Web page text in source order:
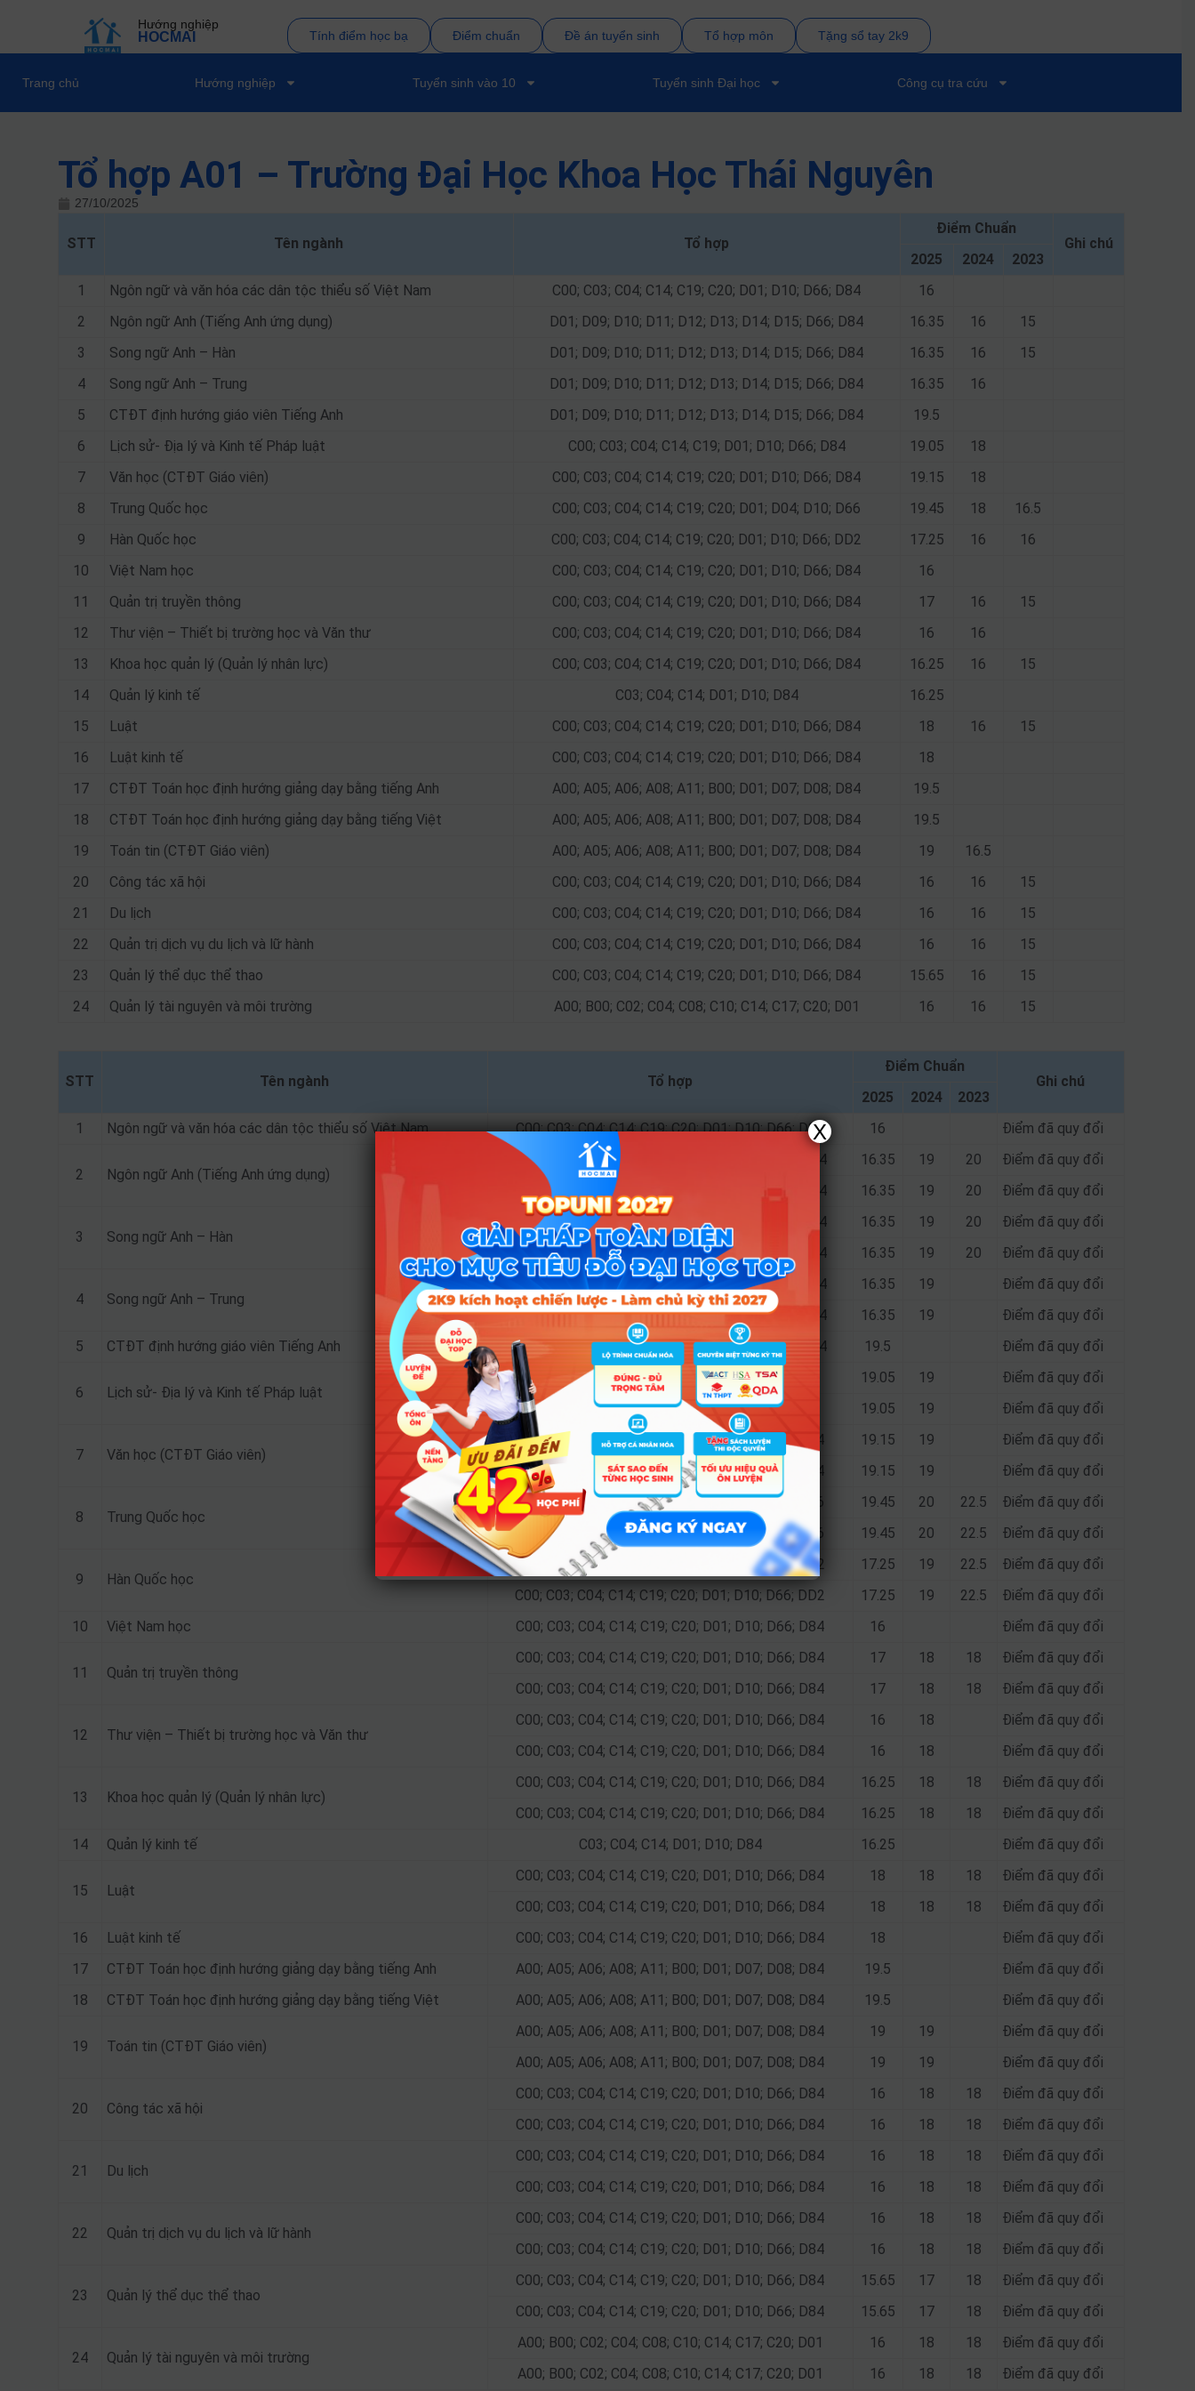
Hướng nghiệp
HOCMAI Tính điểm học bạ Điểm chuẩn Đề án tuyển sinh Tổ hợp môn Tặng sổ tay 2k9
Trang chủ Hướng nghiệp Tuyển sinh vào 10 Tuyển sinh Đại học Công cụ tra cứu
Tổ hợp A01 – Trường Đại Học Khoa Học Thái Nguyên
27/10/2025
STT Tên ngành Tổ hợp
Điểm Chuẩn
Ghi chú
2025
2024
2023
1
Ngôn ngữ và văn hóa các dân tộc thiểu số Việt Nam C00; C03; C04; C14; C19; C20; D01; D10; D66; D84
16
2
Ngôn ngữ Anh (Tiếng Anh ứng dụng) D01; D09; D10; D11; D12; D13; D14; D15; D66; D84 16.35 16
15
3
Song ngữ Anh – Hàn D01; D09; D10; D11; D12; D13; D14; D15; D66; D84 16.35 16
15
4
Song ngữ Anh – Trung D01; D09; D10; D11; D12; D13; D14; D15; D66; D84 16.35
16
5
CTĐT định hướng giáo viên Tiếng Anh D01; D09; D10; D11; D12; D13; D14; D15; D66; D84
19.5
6
Lịch sử- Địa lý và Kinh tế Pháp luật C00; C03; C04; C14; C19; D01; D10; D66; D84 19.05
18
7
Văn học (CTĐT Giáo viên) C00; C03; C04; C14; C19; C20; D01; D10; D66; D84 19.15
18
8
Trung Quốc học C00; C03; C04; C14; C19; C20; D01; D04; D10; D66 19.45 18
16.5
9
Hàn Quốc học C00; C03; C04; C14; C19; C20; D01; D10; D66; DD2 17.25 16
16
10
Việt Nam học C00; C03; C04; C14; C19; C20; D01; D10; D66; D84
16
11
Quản trị truyền thông C00; C03; C04; C14; C19; C20; D01; D10; D66; D84 17 16
15
12
Thư viện – Thiết bị trường học và Văn thư C00; C03; C04; C14; C19; C20; D01; D10; D66; D84 16
16
13
Khoa học quản lý (Quản lý nhân lực) C00; C03; C04; C14; C19; C20; D01; D10; D66; D84 16.25 16
15
14
Quản lý kinh tế C03; C04; C14; D01; D10; D84
16.25
15
Luật C00; C03; C04; C14; C19; C20; D01; D10; D66; D84 18 16
15
16
Luật kinh tế C00; C03; C04; C14; C19; C20; D01; D10; D66; D84
18
17
CTĐT Toán học định hướng giảng dạy bằng tiếng Anh A00; A05; A06; A08; A11; B00; D01; D07; D08; D84
19.5
18
CTĐT Toán học định hướng giảng dạy bằng tiếng Việt A00; A05; A06; A08; A11; B00; D01; D07; D08; D84
19.5
19
Toán tin (CTĐT Giáo viên) A00; A05; A06; A08; A11; B00; D01; D07; D08; D84 19
16.5
20
Công tác xã hội C00; C03; C04; C14; C19; C20; D01; D10; D66; D84 16 16
15
21
Du lịch C00; C03; C04; C14; C19; C20; D01; D10; D66; D84 16 16
15
22
Quản trị dịch vụ du lịch và lữ hành C00; C03; C04; C14; C19; C20; D01; D10; D66; D84 16 16
15
23
Quản lý thể dục thể thao C00; C03; C04; C14; C19; C20; D01; D10; D66; D84 15.65 16
15
24
Quản lý tài nguyên và môi trường A00; B00; C02; C04; C08; C10; C14; C17; C20; D01 16 16 15
STT Tên ngành Tổ hợp
Điểm Chuẩn
Ghi chú
2025
2024
2023
1
Ngôn ngữ và văn hóa các dân tộc thiểu số Việt Nam C00; C03; C04; C14; C19; C20; D01; D10; D66; D84 16 Điểm đã quy đổi
2 Ngôn ngữ Anh (Tiếng Anh ứng dụng)
D01; D09; D10; D11; D12; D13; D14; D15; D66; D84 16.35 19 20
Điểm đã quy đổi
D01; D09; D10; D11; D12; D13; D14; D15; D66; D84
16.35 19 20 Điểm đã quy đổi
3 Song ngữ Anh – Hàn
D01; D09; D10; D11; D12; D13; D14; D15; D66; D84 16.35 19 20
Điểm đã quy đổi
D01; D09; D10; D11; D12; D13; D14; D15; D66; D84
16.35 19 20 Điểm đã quy đổi
4 Song ngữ Anh – Trung
D01; D09; D10; D11; D12; D13; D14; D15; D66; D84 16.35 19
Điểm đã quy đổi
D01; D09; D10; D11; D12; D13; D14; D15; D66; D84
16.35 19
Điểm đã quy đổi
5
CTĐT định hướng giáo viên Tiếng Anh D01; D09; D10; D11; D12; D13; D14; D15; D66; D84 19.5 Điểm đã quy đổi
6 Lịch sử- Địa lý và Kinh tế Pháp luật
C00; C03; C04; C14; C19; D01; D10; D66; D84 19.05 19
Điểm đã quy đổi
C00; C03; C04; C14; C19; D01; D10; D66; D84
19.05 19 Điểm đã quy đổi
7 Văn học (CTĐT Giáo viên)
C00; C03; C04; C14; C19; C20; D01; D10; D66; D84 19.15 19
Điểm đã quy đổi
C00; C03; C04; C14; C19; C20; D01; D10; D66; D84
19.15 19 Điểm đã quy đổi
8 Trung Quốc học
C00; C03; C04; C14; C19; C20; D01; D04; D10; D66 19.45 20 22.5
Điểm đã quy đổi
C00; C03; C04; C14; C19; C20; D01; D04; D10; D66
19.45 20 22.5 Điểm đã quy đổi
9 Hàn Quốc học
C00; C03; C04; C14; C19; C20; D01; D10; D66; DD2 17.25 19 22.5
Điểm đã quy đổi
C00; C03; C04; C14; C19; C20; D01; D10; D66; DD2
17.25 19 22.5
Điểm đã quy đổi
10
Việt Nam học C00; C03; C04; C14; C19; C20; D01; D10; D66; D84 16 Điểm đã quy đổi
11 Quản trị truyền thông
C00; C03; C04; C14; C19; C20; D01; D10; D66; D84 17 18 18
Điểm đã quy đổi
C00; C03; C04; C14; C19; C20; D01; D10; D66; D84
17 18 18 Điểm đã quy đổi
12 Thư viện – Thiết bị trường học và Văn thư
C00; C03; C04; C14; C19; C20; D01; D10; D66; D84 16 18
Điểm đã quy đổi
C00; C03; C04; C14; C19; C20; D01; D10; D66; D84
16 18 Điểm đã quy đổi
13 Khoa học quản lý (Quản lý nhân lực)
C00; C03; C04; C14; C19; C20; D01; D10; D66; D84 16.25 18 18
Điểm đã quy đổi
C00; C03; C04; C14; C19; C20; D01; D10; D66; D84
16.25 18 18
Điểm đã quy đổi
14
Quản lý kinh tế C03; C04; C14; D01; D10; D84 16.25 Điểm đã quy đổi
15 Luật
C00; C03; C04; C14; C19; C20; D01; D10; D66; D84 18 18 18
Điểm đã quy đổi
C00; C03; C04; C14; C19; C20; D01; D10; D66; D84
18 18 18
Điểm đã quy đổi
16
Luật kinh tế C00; C03; C04; C14; C19; C20; D01; D10; D66; D84 18
Điểm đã quy đổi
17
CTĐT Toán học định hướng giảng dạy bằng tiếng Anh A00; A05; A06; A08; A11; B00; D01; D07; D08; D84 19.5
Điểm đã quy đổi
18
CTĐT Toán học định hướng giảng dạy bằng tiếng Việt A00; A05; A06; A08; A11; B00; D01; D07; D08; D84 19.5 Điểm đã quy đổi
19 Toán tin (CTĐT Giáo viên)
A00; A05; A06; A08; A11; B00; D01; D07; D08; D84 19 19
Điểm đã quy đổi
A00; A05; A06; A08; A11; B00; D01; D07; D08; D84
19 19 Điểm đã quy đổi
20 Công tác xã hội
C00; C03; C04; C14; C19; C20; D01; D10; D66; D84 16 18 18
Điểm đã quy đổi
C00; C03; C04; C14; C19; C20; D01; D10; D66; D84
16 18 18 Điểm đã quy đổi
21 Du lịch
C00; C03; C04; C14; C19; C20; D01; D10; D66; D84 16 18 18
Điểm đã quy đổi
C00; C03; C04; C14; C19; C20; D01; D10; D66; D84
16 18 18 Điểm đã quy đổi
22 Quản trị dịch vụ du lịch và lữ hành
C00; C03; C04; C14; C19; C20; D01; D10; D66; D84 16 18 18
Điểm đã quy đổi
C00; C03; C04; C14; C19; C20; D01; D10; D66; D84
16 18 18 Điểm đã quy đổi
23 Quản lý thể dục thể thao
C00; C03; C04; C14; C19; C20; D01; D10; D66; D84 15.65 17 18
Điểm đã quy đổi
C00; C03; C04; C14; C19; C20; D01; D10; D66; D84
15.65 17 18 Điểm đã quy đổi
24 Quản lý tài nguyên và môi trường
A00; B00; C02; C04; C08; C10; C14; C17; C20; D01 16 18 18
Điểm đã quy đổi
A00; B00; C02; C04; C08; C10; C14; C17; C20; D01
16 18 18 Điểm đã quy đổi
X